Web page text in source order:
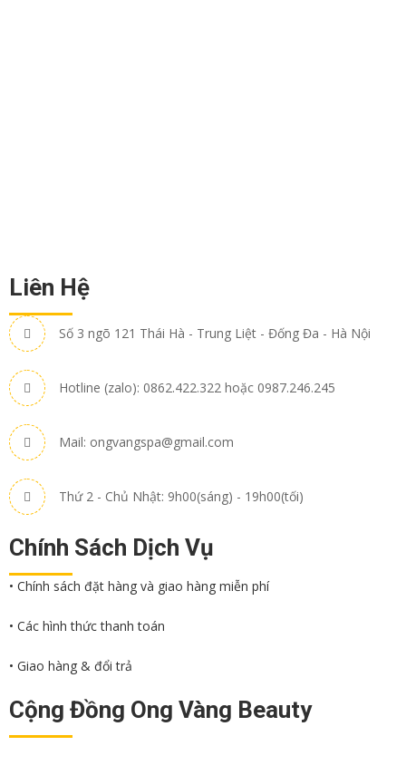
Liên Hệ
Số 3 ngõ 121 Thái Hà - Trung Liệt - Đống Đa - Hà Nội
Hotline (zalo): 0862.422.322 hoặc 0987.246.245
Mail: ongvangspa@gmail.com
Thứ 2 - Chủ Nhật: 9h00(sáng) - 19h00(tối)
Chính Sách Dịch Vụ
• Chính sách đặt hàng và giao hàng miễn phí
• Các hình thức thanh toán
• Giao hàng & đổi trả
Cộng Đồng Ong Vàng Beauty